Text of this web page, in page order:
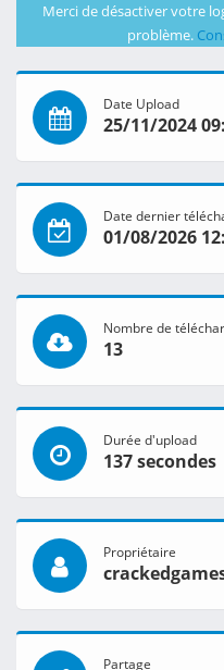
Merci de désactiver votre
problème.
Date Upload
25/11/2024
Date dernier
01/08/2026
Nombre de
13
Durée d'upload
137 secondes
Propriétaire
Partage